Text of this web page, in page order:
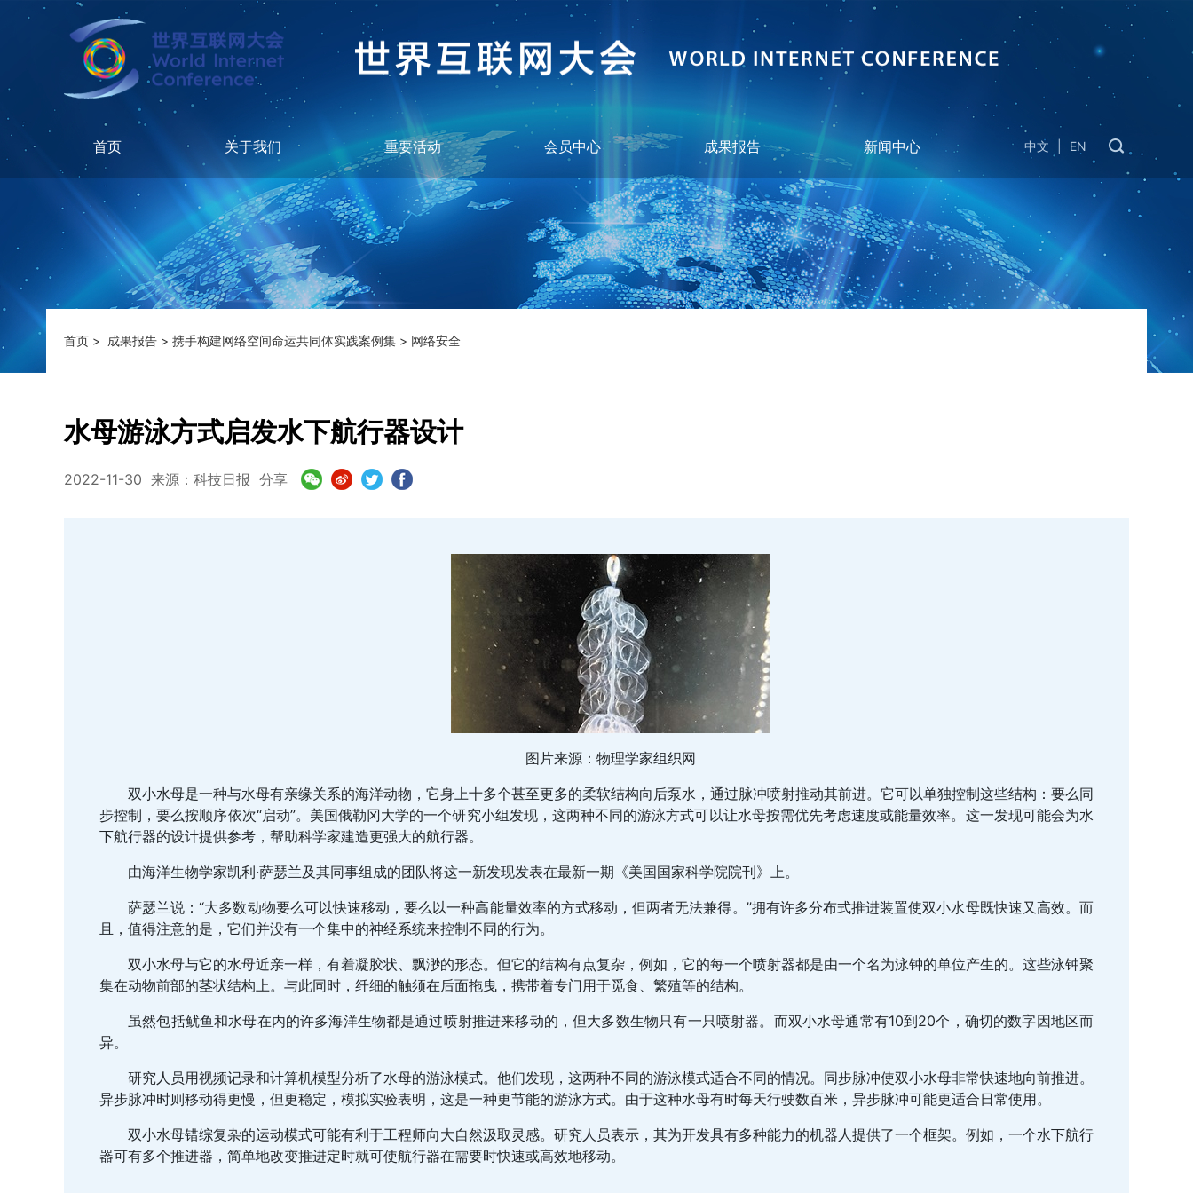
首页 关于我们 重要活动 会员中心 成果报告 新闻中心 中文 EN
首页 > 成果报告 > 携手构建网络空间命运共同体实践案例集 > 网络安全
水母游泳方式启发水下航行器设计
2022-11-30 来源：科技日报 分享
图片来源：物理学家组织网
双小水母是一种与水母有亲缘关系的海洋动物，它身上十多个甚至更多的柔软结构向后泵水，通过脉冲喷射推动其前进。它可以单独控制这些结构：要么同
步控制，要么按顺序依次“启动”。美国俄勒冈大学的一个研究小组发现，这两种不同的游泳方式可以让水母按需优先考虑速度或能量效率。这一发现可能会为水
下航行器的设计提供参考，帮助科学家建造更强大的航行器。
由海洋生物学家凯利·萨瑟兰及其同事组成的团队将这一新发现发表在最新一期《美国国家科学院院刊》上。
萨瑟兰说：“大多数动物要么可以快速移动，要么以一种高能量效率的方式移动，但两者无法兼得。”拥有许多分布式推进装置使双小水母既快速又高效。而
且，值得注意的是，它们并没有一个集中的神经系统来控制不同的行为。
双小水母与它的水母近亲一样，有着凝胶状、飘渺的形态。但它的结构有点复杂，例如，它的每一个喷射器都是由一个名为泳钟的单位产生的。这些泳钟聚
集在动物前部的茎状结构上。与此同时，纤细的触须在后面拖曳，携带着专门用于觅食、繁殖等的结构。
虽然包括鱿鱼和水母在内的许多海洋生物都是通过喷射推进来移动的，但大多数生物只有一只喷射器。而双小水母通常有10到20个，确切的数字因地区而
异。
研究人员用视频记录和计算机模型分析了水母的游泳模式。他们发现，这两种不同的游泳模式适合不同的情况。同步脉冲使双小水母非常快速地向前推进。
异步脉冲时则移动得更慢，但更稳定，模拟实验表明，这是一种更节能的游泳方式。由于这种水母有时每天行驶数百米，异步脉冲可能更适合日常使用。
双小水母错综复杂的运动模式可能有利于工程师向大自然汲取灵感。研究人员表示，其为开发具有多种能力的机器人提供了一个框架。例如，一个水下航行
器可有多个推进器，简单地改变推进定时就可使航行器在需要时快速或高效地移动。